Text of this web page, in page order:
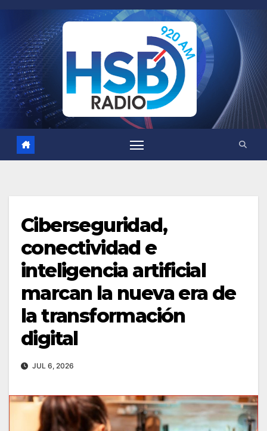
contenido
Ciberseguridad,
conectividad e
inteligencia artificial
marcan la nueva era de
la transformación
digital
JUL 6, 2026